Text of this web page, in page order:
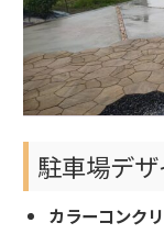
駐車場デ
カラーコンク